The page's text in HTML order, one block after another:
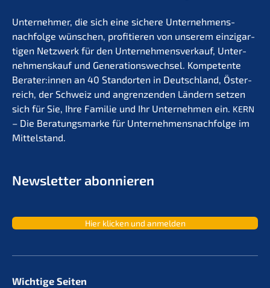
Unter­neh­mer, die sich eine siche­re Unternehmens­
nachfolge wünschen, profi­tie­ren von unserem einzig­ar­
ti­gen Netzwerk für den Unter­nehmens­verkauf, Unter­
nehmens­kauf und Generations­wechsel. Kompe­ten­te
Berater:innen an 40 Stand­or­ten in Deutsch­land, Öster­
reich, der Schweiz und angren­zen­den Ländern setzen
sich für Sie, Ihre Familie und Ihr Unter­neh­men ein. KERN
– Die Beratungs­mar­ke für Unternehmens­nachfolge im
Mittelstand.
Newslet­ter abonnieren
Hier klicken und anmelden
Wichtige Seiten